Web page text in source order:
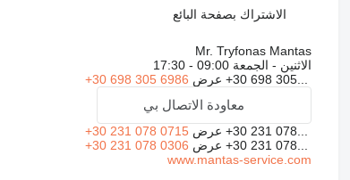
الاشتراك بصفحة البائع
Mr. Tryfonas Mantas
الاثنين - الجمعة 09:00 - 17:30
+30 698 305... عرض +30 698 305 6986
معاودة الاتصال بي
+30 231 078... عرض +30 231 078 0715
+30 231 078... عرض +30 231 078 0306
www.mantas-service.com